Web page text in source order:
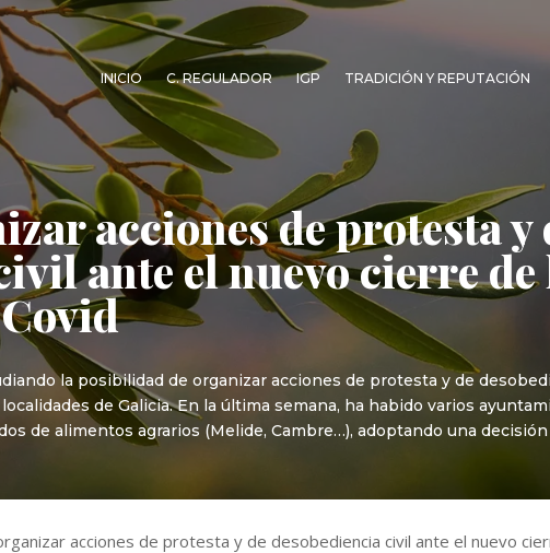
INICIO C. REGULADOR IGP TRADICIÓN Y REPUTACIÓN
acciones de protesta y
ante el nuevo cierre
la posibilidad de organizar acciones de protesta y de
de Galicia. En la última semana, ha habido varios
de alimentos agrarios (Melide, Cambre…), adoptando una
acciones de protesta y de desobediencia civil ante el nuevo